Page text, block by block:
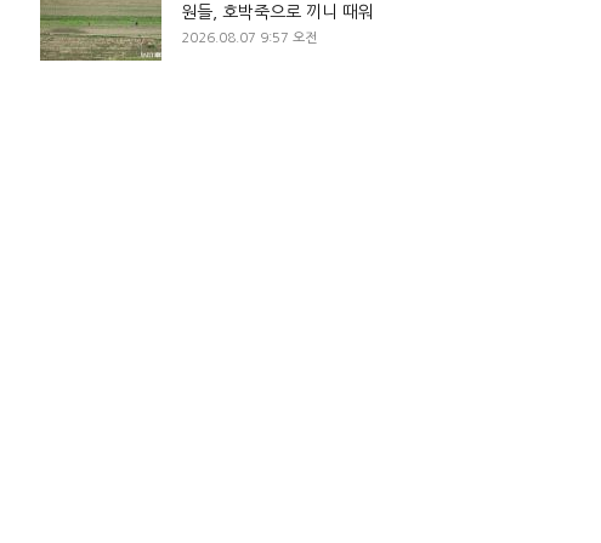
원들, 호박죽으로 끼니 때워
2026.08.07 9:57 오전